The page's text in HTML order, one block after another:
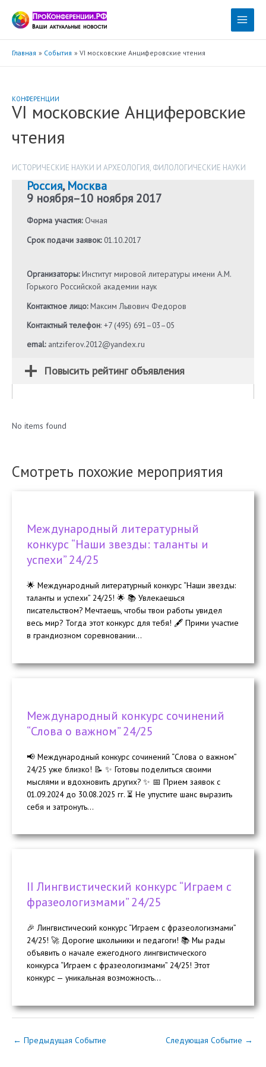
содержимому
Main
Главная События VI московские Анциферовские чтения
КОНФЕРЕНЦИИ
VI московские Анциферовские
чтения
ИСТОРИЧЕСКИЕ НАУКИ И АРХЕОЛОГИЯ, ФИЛОЛОГИЧЕСКИЕ НАУКИ
Россия,Москва
9 ноября–10 ноября 2017
Форма участия:Очная
Срок подачи заявок:01.10.2017
Организаторы:Институт мировой литературы имени А.М.
Горького Российской академии наук
Контактное лицо:Максим Львович Федоров
Контактный телефон: +7 (495) 691–03–05
emal: antziferov.2012@yandex.ru
Повысить рейтинг объявления
No items found
Смотреть похожие мероприятия
Международный литературный
конкурс “Наши звезды: таланты и
успехи” 24/25
🌟 Международный литературный конкурс “Наши звезды:
таланты и успехи” 24/25! 🌟 📚 Увлекаешься
писательством? Мечтаешь, чтобы твои работы увидел
весь мир? Тогда этот конкурс для тебя! 🖋️ Прими участие
в грандиозном соревновании...
Международный конкурс сочинений
“Слова о важном” 24/25
📢 Международный конкурс сочинений “Слова о важном”
24/25 уже близко! 📝 ✨ Готовы поделиться своими
мыслями и вдохновить других? ✨ 📅 Прием заявок с
01.09.2024 до 30.08.2025 гг. ⏳ Не упустите шанс выразить
себя и затронуть...
II Лингвистический конкурс “Играем с
фразеологизмами” 24/25
🎉 Лингвистический конкурс “Играем с фразеологизмами”
24/25! 🚀 Дорогие школьники и педагоги! 📚 Мы рады
объявить о начале ежегодного лингвистического
конкурса “Играем с фразеологизмами” 24/25! Этот
конкурс — уникальная возможность...
← Предыдущая Событие Следующая Событие →